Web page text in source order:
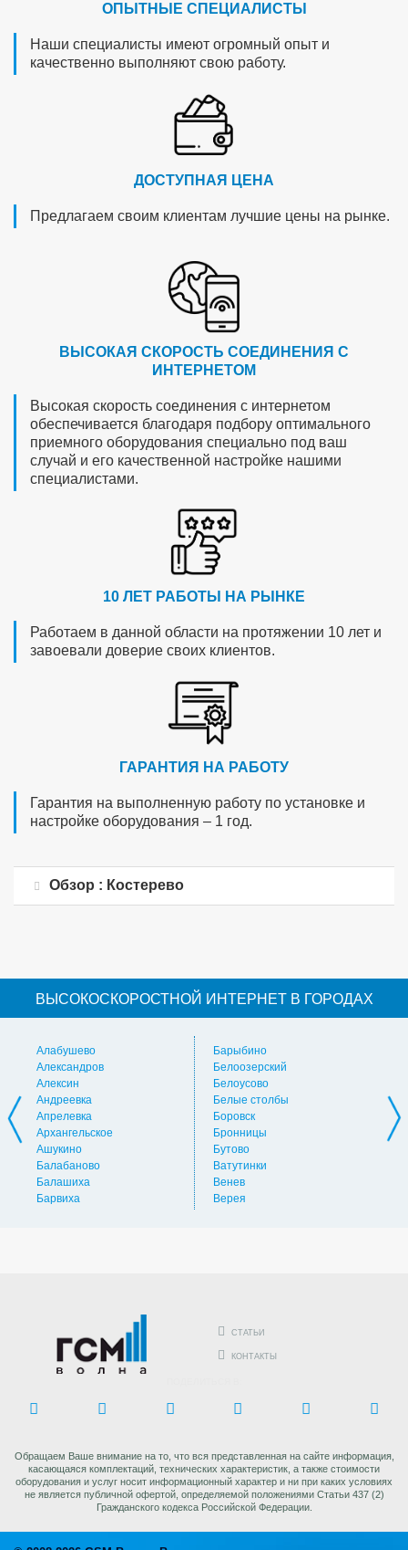
ОПЫТНЫЕ СПЕЦИАЛИСТЫ
Наши специалисты имеют огромный опыт и
качественно выполняют свою работу.
ДОСТУПНАЯ ЦЕНА
Предлагаем своим клиентам лучшие цены на рынке.
ВЫСОКАЯ СКОРОСТЬ СОЕДИНЕНИЯ С
ИНТЕРНЕТОМ
Высокая скорость соединения с интернетом
обеспечивается благодаря подбору оптимального
приемного оборудования специально под ваш
случай и его качественной настройке нашими
специалистами.
10 ЛЕТ РАБОТЫ НА РЫНКЕ
Работаем в данной области на протяжении 10 лет и
завоевали доверие своих клиентов.
ГАРАНТИЯ НА РАБОТУ
Гарантия на выполненную работу по установке и
настройке оборудования – 1 год.
Обзор : Костерево
ВЫСОКОСКОРОСТНОЙ ИНТЕРНЕТ В ГОРОДАХ
Алабушево
Александров
Алексин
Андреевка
Апрелевка
Архангельское
Ашукино
Балабаново
Балашиха
Барвиха
Барыбино
Белоозерский
Белоусово
Белые столбы
Боровск
Бронницы
Бутово
Ватутинки
Венев
Верея
СТАТЬИ
КОНТАКТЫ
Обращаем Ваше внимание на то, что вся представленная на сайте информация,
касающаяся комплектаций, технических характеристик, а также стоимости
оборудования и услуг носит информационный характер и ни при каких условиях
не является публичной офертой, определяемой положениями Статьи 437 (2)
Гражданского кодекса Российской Федерации.